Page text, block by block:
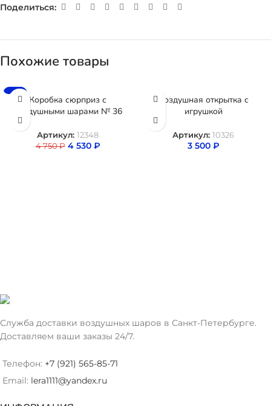
Поделиться:
Похожие товары
-5%
Коробка сюрприз с
воздушными шарами № 36
Артикул: 12348
4 750₽ 4 530 ₽
Воздушная открытка с
игрушкой
Артикул: 10326
3 500 ₽
Служба доставки воздушных шаров в Санкт-Петербурге.
Доставляем ваши заказы 24/7.
Телефон: +7 (921) 565-85-71
Email: lera1111@yandex.ru